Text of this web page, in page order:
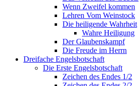
Wenn Zweifel kommen
Lehren Vom Weinstock
Die heiligende Wahrheit
Wahre Heiligung
Der Glaubenskampf
Die Freude im Herrn
Dreifache Engelsbotschaft
Die Erste Engelsbotschaft
Zeichen des Endes 1/2